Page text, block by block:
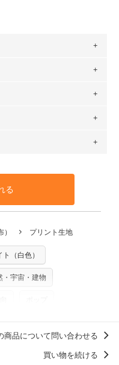
ます。
ずつカット希望」など
トのみ）
しく見る
トに使用している生地は
トン（ローン）・コッ
トン（ツイル）・
布）です。
する
型紙は2個までとなりま
の配送となります。
場合は、4～5営業日後
上がり次第、順次発送
ントするため、
購入後
ます。思っていた色味
せん。予めご了承くだ
使用」といった記載
る全ての問題、クレーム
リーズ）および柄がえ
利用できませんのでご
および型紙を使用して
る
プリント生地
（白色）
・宇宙・建物
商品について問い合わせる
買い物を続ける